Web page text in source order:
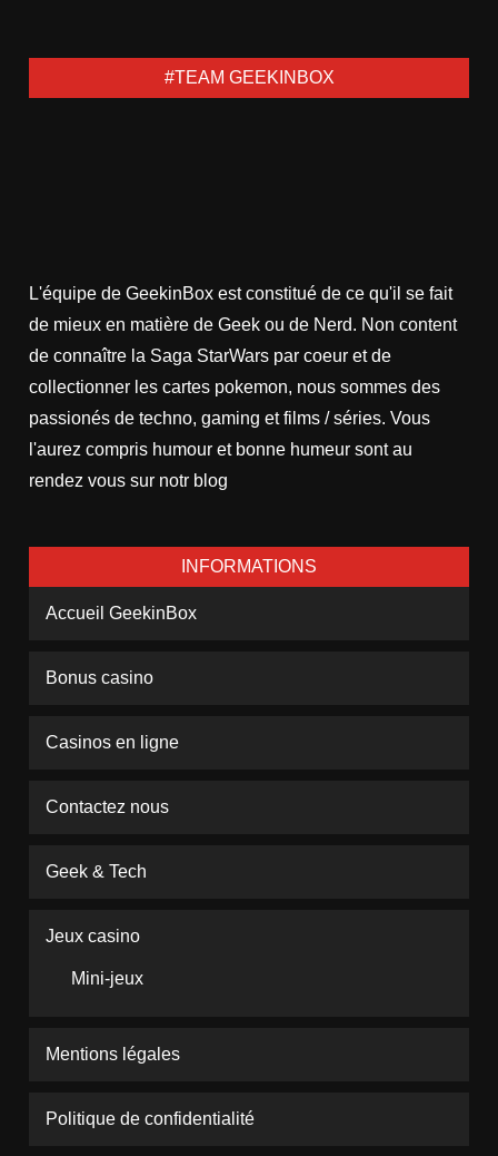
#TEAM GEEKINBOX
L'équipe de GeekinBox est constitué de ce qu'il se fait
de mieux en matière de Geek ou de Nerd. Non content
de connaître la Saga StarWars par coeur et de
collectionner les cartes pokemon, nous sommes des
passionés de techno, gaming et films / séries. Vous
l'aurez compris humour et bonne humeur sont au
rendez vous sur notr blog
INFORMATIONS
Accueil GeekinBox
Bonus casino
Casinos en ligne
Contactez nous
Geek & Tech
Jeux casino
Mini-jeux
Mentions légales
Politique de confidentialité